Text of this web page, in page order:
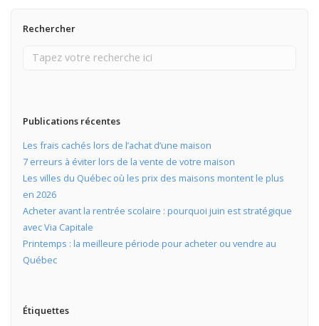
Rechercher
Publications récentes
Les frais cachés lors de l’achat d’une maison
7 erreurs à éviter lors de la vente de votre maison
Les villes du Québec où les prix des maisons montent le plus
en 2026
Acheter avant la rentrée scolaire : pourquoi juin est stratégique
avec Via Capitale
Printemps : la meilleure période pour acheter ou vendre au
Québec
Étiquettes